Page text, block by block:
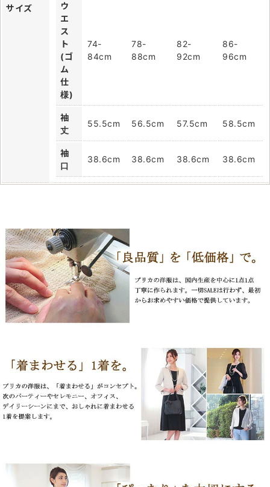
サイズ
ウ
エ
ス
ト
(ゴ
ム
仕
様)
74-
84cm
78-
88cm
82-
92cm
86-
96cm
袖
丈
55.5cm 56.5cm 57.5cm 58.5cm
袖
口
38.6cm 38.6cm 38.6cm 38.6cm